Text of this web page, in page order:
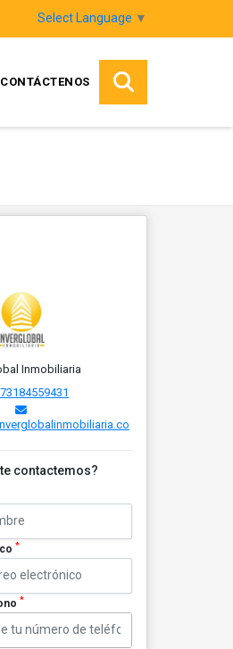
Select Language ▼
CONTÁCTENOS
Inmobiliaria
contactemos?
*
*